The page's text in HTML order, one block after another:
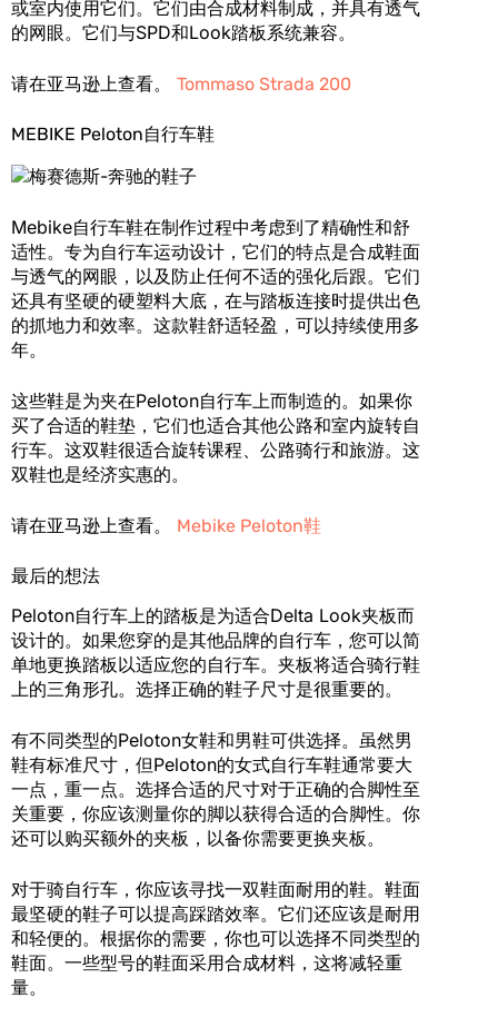
或室内使用它们。它们由合成材料制成，并具有透气
的网眼。它们与SPD和Look踏板系统兼容。
请在亚马逊上查看。 Tommaso Strada 200
MEBIKE Peloton自行车鞋
Mebike自行车鞋在制作过程中考虑到了精确性和舒
适性。专为自行车运动设计，它们的特点是合成鞋面
与透气的网眼，以及防止任何不适的强化后跟。它们
还具有坚硬的硬塑料大底，在与踏板连接时提供出色
的抓地力和效率。这款鞋舒适轻盈，可以持续使用多
年。
这些鞋是为夹在Peloton自行车上而制造的。如果你
买了合适的鞋垫，它们也适合其他公路和室内旋转自
行车。这双鞋很适合旋转课程、公路骑行和旅游。这
双鞋也是经济实惠的。
请在亚马逊上查看。 Mebike Peloton鞋
最后的想法
Peloton自行车上的踏板是为适合Delta Look夹板而
设计的。如果您穿的是其他品牌的自行车，您可以简
单地更换踏板以适应您的自行车。夹板将适合骑行鞋
上的三角形孔。选择正确的鞋子尺寸是很重要的。
有不同类型的Peloton女鞋和男鞋可供选择。虽然男
鞋有标准尺寸，但Peloton的女式自行车鞋通常要大
一点，重一点。选择合适的尺寸对于正确的合脚性至
关重要，你应该测量你的脚以获得合适的合脚性。你
还可以购买额外的夹板，以备你需要更换夹板。
对于骑自行车，你应该寻找一双鞋面耐用的鞋。鞋面
最坚硬的鞋子可以提高踩踏效率。它们还应该是耐用
和轻便的。根据你的需要，你也可以选择不同类型的
鞋面。一些型号的鞋面采用合成材料，这将减轻重
量。